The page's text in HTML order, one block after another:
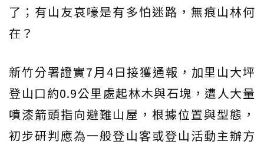
了；有山友哀嚎是有多怕迷路，無痕山林何
在？
新竹分署證實7月4日接獲通報，加里山大坪
登山口約0.9公里處起林木與石塊，遭人大量
噴漆箭頭指向避難山屋，根據位置與型態，
初步研判應為一般登山客或登山活動主辦方